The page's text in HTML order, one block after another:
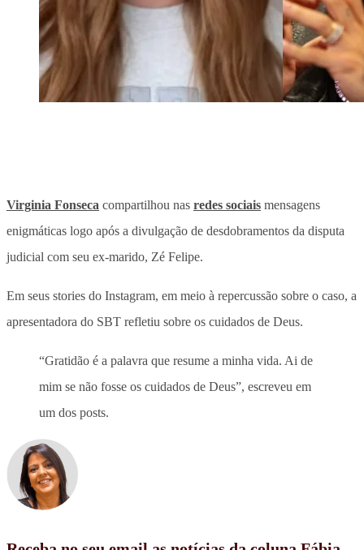
Virginia Fonseca compartilhou nas redes sociais mensagens
enigmáticas logo após a divulgação de desdobramentos da disputa
judicial com seu ex-marido, Zé Felipe.
Em seus stories do Instagram, em meio à repercussão sobre o caso, a
apresentadora do SBT refletiu sobre os cuidados de Deus.
“Gratidão é a palavra que resume a minha vida. Ai de
mim se não fosse os cuidados de Deus”, escreveu em
um dos posts.